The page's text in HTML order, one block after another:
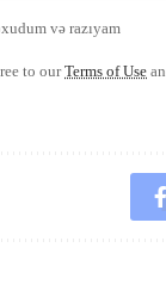
və razıyam
to ourTerms of Use